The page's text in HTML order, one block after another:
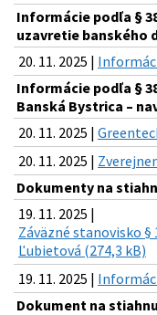
Informácie podľa §
uzavretie banského
20. 11. 2025 |
Informácie podľa §
Banská Bystrica –
20. 11. 2025 |
20. 11. 2025 |
Dokumenty na
19. 11. 2025 |
Záväzné stanovisko
Ľubietová (274,3 kB)
19. 11. 2025 |
Dokument na